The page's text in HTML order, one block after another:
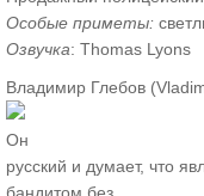
Особые приметы:
Озвучка: Thomas Lyons
Владимир Глебов
Он
русский и думает, что